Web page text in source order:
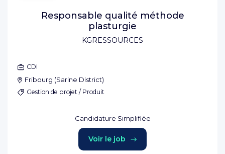
KGRESSOURCES
Responsable qualité méthode
plasturgie
CDI
Fribourg (Sarine District)
Gestion de projet / Produit
Candidature Simplifiée
Voir le job